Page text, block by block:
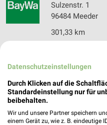
Sulzenstr. 1
96484 Meeder
301,33 km
Sonderpreis
Buchenweg 2
96479
304,60 km •
Datenschutzeinstellungen
Durch Klicken auf die
Standardeinstellung nur für
beibehalten.
Wir und unsere Partner speichern
einem Gerät zu, wie z. B. eindeutige